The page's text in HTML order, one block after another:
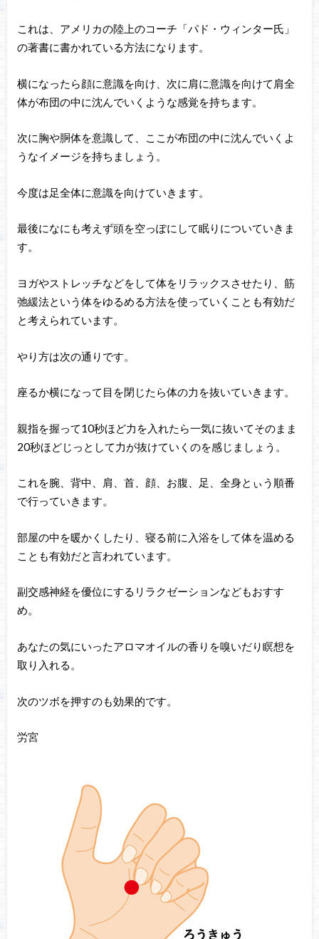
これは、アメリカの陸上のコーチ「パド・ウィンター氏」
の著書に書かれている方法になります。
横になったら顔に意識を向け、次に肩に意識を向けて肩全
体が布団の中に沈んでいくような感覚を持ちます。
次に胸や胴体を意識して、ここが布団の中に沈んでいくよ
うなイメージを持ちましょう。
今度は足全体に意識を向けていきます。
最後になにも考えず頭を空っぽにして眠りについていきま
す。
ヨガやストレッチなどをして体をリラックスさせたり、筋
弛緩法という体をゆるめる方法を使っていくことも有効だ
と考えられています。
やり方は次の通りです。
座るか横になって目を閉じたら体の力を抜いていきます。
親指を握って10秒ほど力を入れたら一気に抜いてそのまま
20秒ほどじっとして力が抜けていくのを感じましょう。
これを腕、背中、肩、首、顔、お腹、足、全身とぃう順番
で行っていきます。
部屋の中を暖かくしたり、寝る前に入浴をして体を温める
ことも有効だと言われています。
副交感神経を優位にするリラクゼーションなどもおすす
め。
あなたの気にいったアロマオイルの香りを嗅いだり瞑想を
取り入れる。
次のツボを押すのも効果的です。
労宮